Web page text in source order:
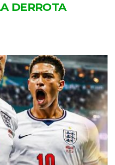
DERROTA